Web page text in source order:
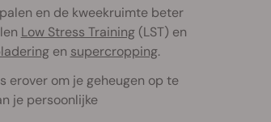
en de kweekruimte beter
Low Stress Training(LST) en
en supercropping.
erover om je geheugen op te
je persoonlijke